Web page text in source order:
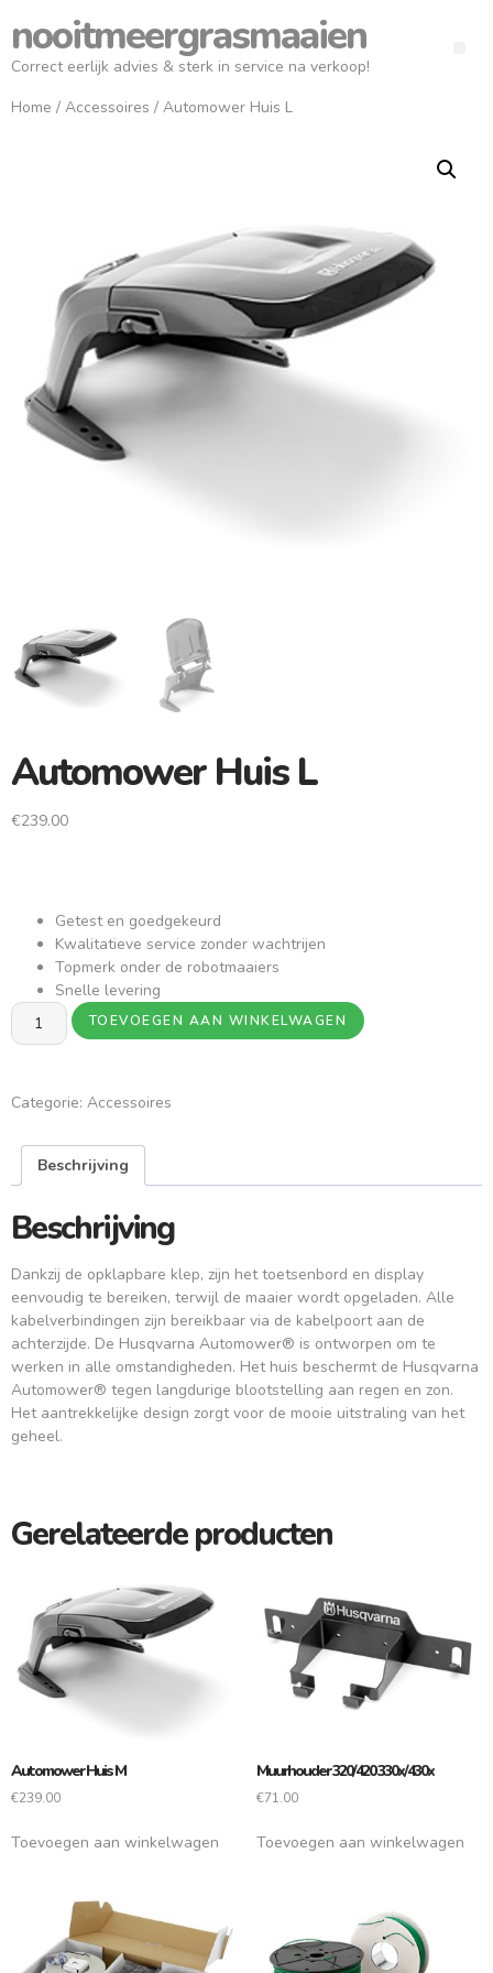
nooitmeergrasmaaien
Correct eerlijk advies & sterk in service na verkoop!
Home / Accessoires / Automower Huis L
Automower Huis L
€239.00
Getest en goedgekeurd
Kwalitatieve service zonder wachtrijen
Topmerk onder de robotmaaiers
Snelle levering
TOEVOEGEN AAN WINKELWAGEN
Categorie: Accessoires
Beschrijving
Beschrijving
Dankzij de opklapbare klep, zijn het toetsenbord en display
eenvoudig te bereiken, terwijl de maaier wordt opgeladen. Alle
kabelverbindingen zijn bereikbaar via de kabelpoort aan de
achterzijde. De Husqvarna Automower® is ontworpen om te
werken in alle omstandigheden. Het huis beschermt de Husqvarna
Automower® tegen langdurige blootstelling aan regen en zon.
Het aantrekkelijke design zorgt voor de mooie uitstraling van het
geheel.
Gerelateerde producten
Automower Huis M
€239.00
Toevoegen aan winkelwagen
Muurhouder 320/420 330x/430x
€71.00
Toevoegen aan winkelwagen